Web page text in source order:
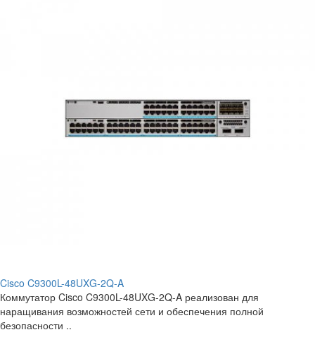
Cisco C9300L-48UXG-2Q-A
Коммутатор Cisco C9300L-48UXG-2Q-A реализован для
наращивания возможностей сети и обеспечения полной
безопасности ..